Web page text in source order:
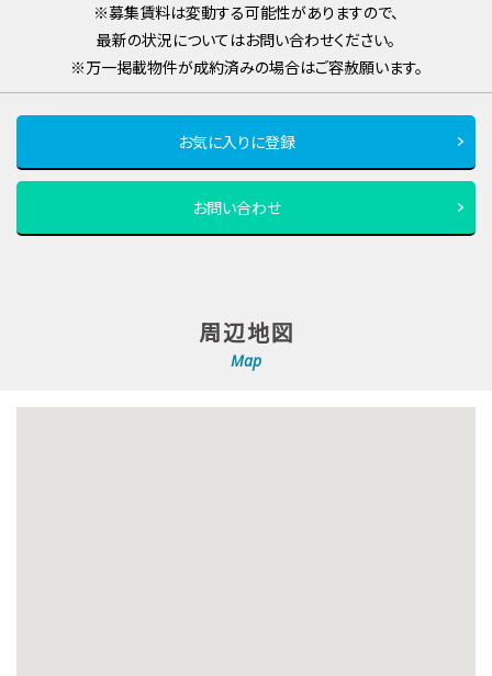
※募集賃料は変動する可能性がありますので、
最新の状況についてはお問い合わせください。
※万一掲載物件が成約済みの場合はご容赦願います。
お気に入りに登録
お問い合わせ
周辺地図
Map